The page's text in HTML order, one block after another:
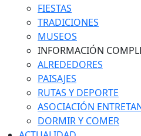
FIESTAS
TRADICIONES
MUSEOS
INFORMACIÓN
ALREDEDORES
PAISAJES
RUTAS Y DEPORTE
ASOCIACIÓN
DORMIR Y COMER